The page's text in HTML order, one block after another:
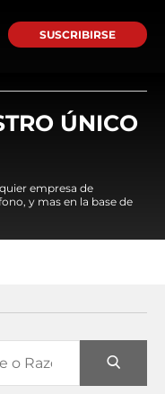
SUSCRIBIRSE
ÚNICO
empresa de
y mas en la base de